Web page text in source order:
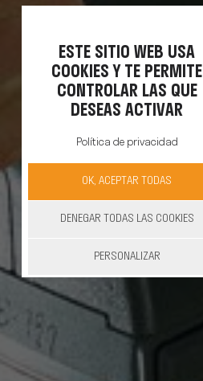
ESTE SITIO WEB USA
COOKIES Y TE PERMITE
CONTROLAR LAS QUE
DESEAS ACTIVAR
Política de privacidad
OK, ACEPTAR TODAS
DENEGAR TODAS LAS COOKIES
PERSONALIZAR